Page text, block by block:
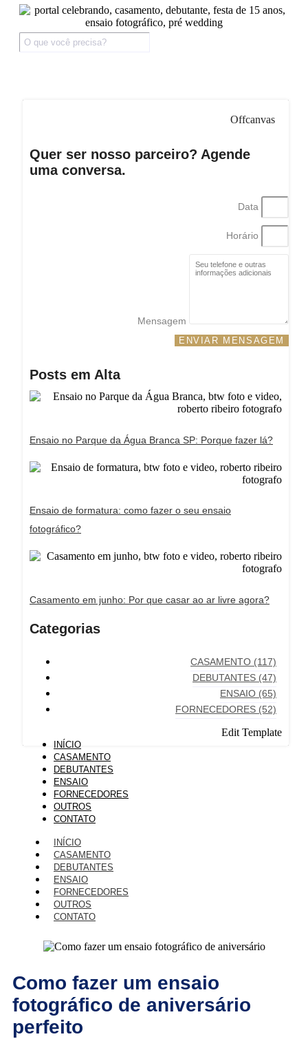
Offcanvas
Quer ser nosso parceiro? Agende
uma conversa.
Data
Horário
Mensagem
ENVIAR MENSAGEM
Posts em Alta
Ensaio no Parque da Água Branca SP: Porque fazer lá?
Ensaio de formatura: como fazer o seu ensaio
fotográfico?
Casamento em junho: Por que casar ao ar livre agora?
Categorias
CASAMENTO (117)
DEBUTANTES (47)
ENSAIO (65)
FORNECEDORES (52)
Edit Template
INÍCIO
CASAMENTO
DEBUTANTES
ENSAIO
FORNECEDORES
OUTROS
CONTATO
INÍCIO
CASAMENTO
DEBUTANTES
ENSAIO
FORNECEDORES
OUTROS
CONTATO
Como fazer um ensaio
fotográfico de aniversário
perfeito